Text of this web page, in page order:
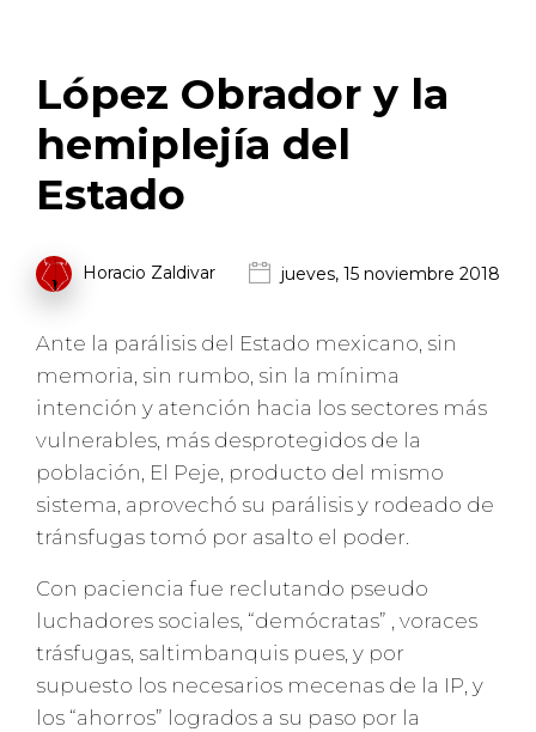
López Obrador y la
hemiplejía del
Estado
Horacio Zaldivar jueves, 15 noviembre 2018
Ante la parálisis del Estado mexicano, sin
memoria, sin rumbo, sin la mínima
intención y atención hacia los sectores más
vulnerables, más desprotegidos de la
población, El Peje, producto del mismo
sistema, aprovechó su parálisis y rodeado de
tránsfugas tomó por asalto el poder.
Con paciencia fue reclutando pseudo
luchadores sociales, “demócratas” , voraces
trásfugas, saltimbanquis pues, y por
supuesto los necesarios mecenas de la IP, y
los “ahorros” logrados a su paso por la